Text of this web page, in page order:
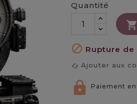
Quantité

 Rupture de
cached Ajouter aux
Paiement